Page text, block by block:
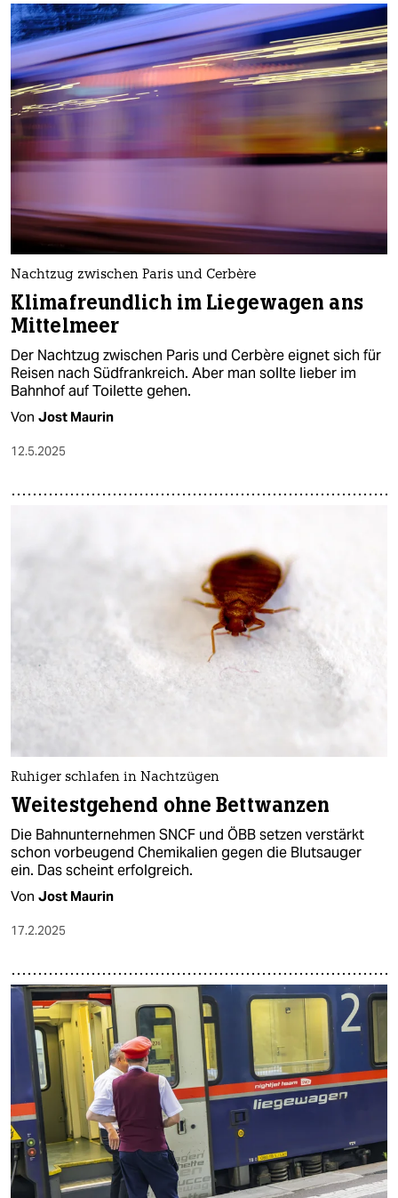
Nachtzug zwischen Paris und Cerbère
Klimafreundlich im Liegewagen ans
Mittelmeer
Der Nachtzug zwischen Paris und Cerbère eignet sich für
Reisen nach Südfrankreich. Aber man sollte lieber im
Bahnhof auf Toilette gehen.
Von Jost Maurin
12.5.2025
Ruhiger schlafen in Nachtzügen
Weitestgehend ohne Bettwanzen
Die Bahnunternehmen SNCF und ÖBB setzen verstärkt
schon vorbeugend Chemikalien gegen die Blutsauger
ein. Das scheint erfolgreich.
Von Jost Maurin
17.2.2025